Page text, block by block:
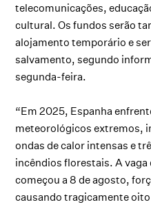
telecomunicações,
cultural. Os fundos serão
alojamento temporário e
salvamento, segundo
segunda-feira.
“Em 2025, Espanha
meteorológicos extremos,
ondas de calor intensas e
incêndios florestais. A
começou a 8 de agosto,
causando tragicamente